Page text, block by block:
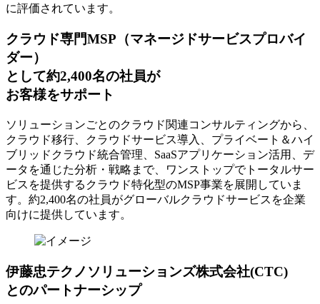
に評価されています。
クラウド専門MSP （マネージドサービスプロバイ
ダー）
として約2,400名の社員が
お客様をサポート
ソリューションごとのクラウド関連コンサルティングから、
クラウド移行、クラウドサービス導入、プライベート＆ハイ
ブリッドクラウド統合管理、SaaSアプリケーション活用、デ
ータを通じた分析・戦略まで、ワンストップでトータルサー
ビスを提供するクラウド特化型のMSP事業を展開していま
す。約2,400名の社員がグローバルクラウドサービスを企業
向けに提供しています。
伊藤忠テクノソリューションズ株式会社(CTC)
とのパートナーシップ